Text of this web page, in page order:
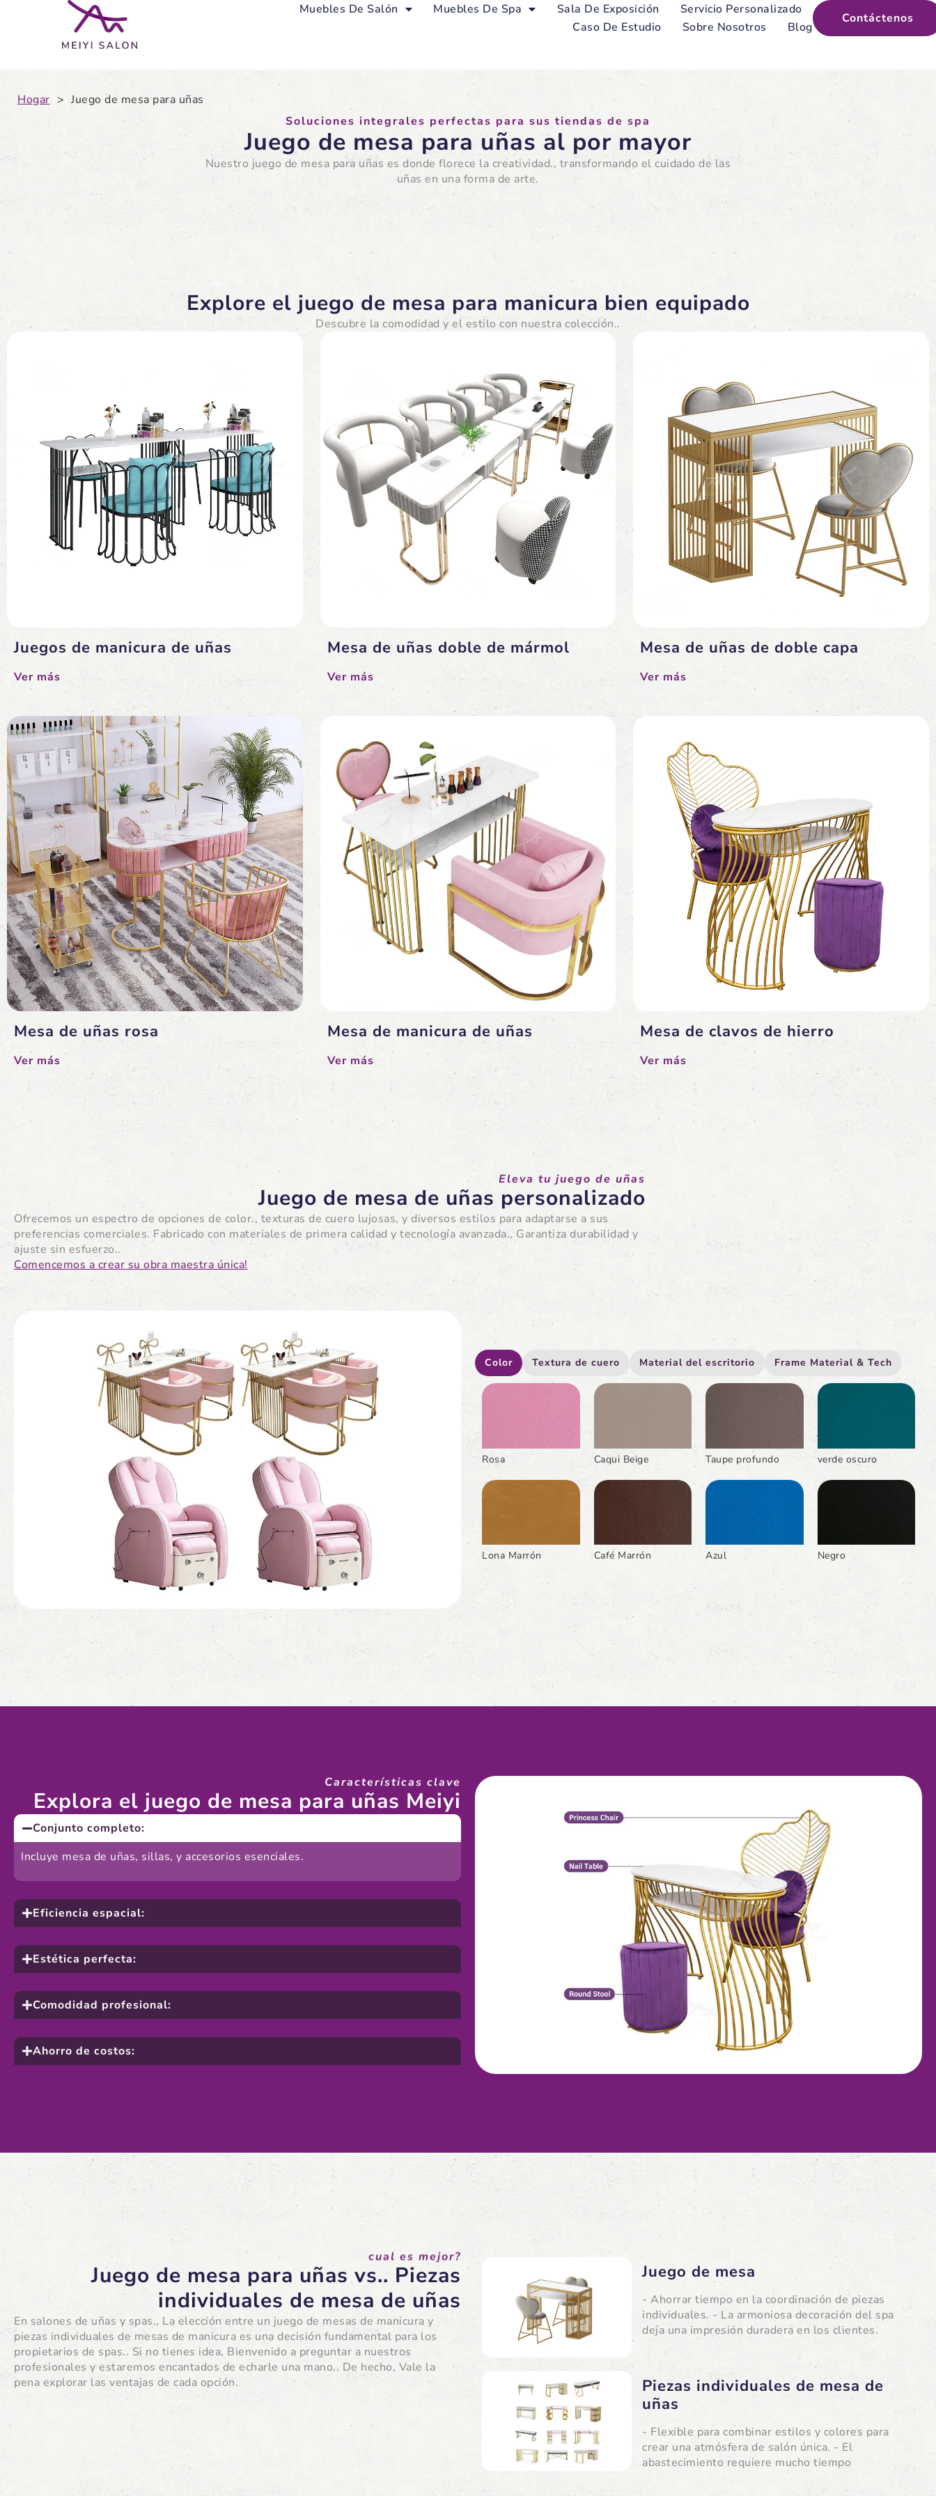
Muebles De Salón Muebles De Spa Sala De Exposición
Servicio Personalizado
Caso De Estudio
Sobre Nosotros Blog
Contáctenos
Hogar > Juego de mesa para uñas
Soluciones integrales perfectas para sus tiendas de spa
Juego de mesa para uñas al por mayor
Nuestro juego de mesa para uñas es donde florece la creatividad., transformando el cuidado de las
uñas en una forma de arte.
Explore el juego de mesa para manicura bien equipado
Descubre la comodidad y el estilo con nuestra colección..
Juegos de manicura de uñas
Ver más
Mesa de uñas doble de mármol
Ver más
Mesa de uñas de doble capa
Ver más
Mesa de uñas rosa
Ver más
Mesa de manicura de uñas
Ver más
Mesa de clavos de hierro
Ver más
Eleva tu juego de uñas
Juego de mesa de uñas personalizado
Ofrecemos un espectro de opciones de color., texturas de cuero lujosas, y diversos estilos para adaptarse a sus
preferencias comerciales. Fabricado con materiales de primera calidad y tecnología avanzada., Garantiza durabilidad y
ajuste sin esfuerzo..
Comencemos a crear su obra maestra única!
Color Textura de cuero Material del escritorio Frame Material & Tech
Rosa Caqui Beige Taupe profundo verde oscuro
Lona Marrón Café Marrón Azul Negro
Características clave
Explora el juego de mesa para uñas Meiyi
Conjunto completo:
Incluye mesa de uñas, sillas, y accesorios esenciales.
Eficiencia espacial:
Estética perfecta:
Comodidad profesional:
Ahorro de costos:
cual es mejor?
Juego de mesa para uñas vs.. Piezas
individuales de mesa de uñas
En salones de uñas y spas., La elección entre un juego de mesas de manicura y
piezas individuales de mesas de manicura es una decisión fundamental para los
propietarios de spas.. Si no tienes idea, Bienvenido a preguntar a nuestros
profesionales y estaremos encantados de echarle una mano.. De hecho, Vale la
pena explorar las ventajas de cada opción.
Juego de mesa
- Ahorrar tiempo en la coordinación de piezas
individuales. - La armoniosa decoración del spa
deja una impresión duradera en los clientes.
Piezas individuales de mesa de
uñas
- Flexible para combinar estilos y colores para
crear una atmósfera de salón única. - El
abastecimiento requiere mucho tiempo